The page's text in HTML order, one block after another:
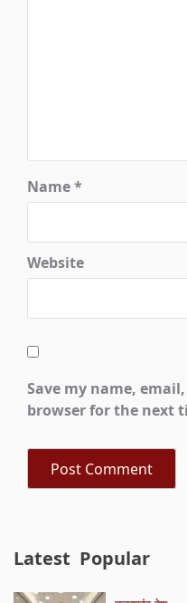
Name*
Website
Save my name,
browser for the next
Latest Popular